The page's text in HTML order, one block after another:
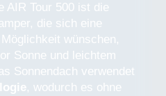
AIR Tour 500 ist die
die sich eine
wünschen,
Sonne und leichtem
Sonnendach verwendet
, wodurch es ohne